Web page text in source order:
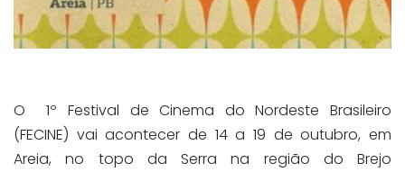
O 1º Festival de Cinema do Nordeste Brasileiro
(FECINE) vai acontecer de 14 a 19 de outubro, em
Areia, no topo da Serra na região do Brejo